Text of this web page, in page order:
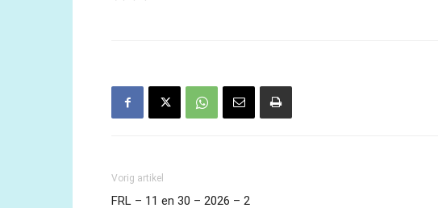
Vorig artikel
FRL – 11 en 30 – 2026 – 2